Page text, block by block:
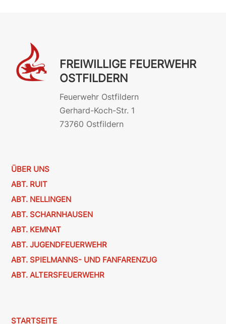
FREIWILLIGE FEUERWEHR
OSTFILDERN
Feuerwehr Ostfildern
Gerhard-Koch-Str. 1
73760 Ostfildern
ÜBER UNS
ABT. RUIT
ABT. NELLINGEN
ABT. SCHARNHAUSEN
ABT. KEMNAT
ABT. JUGENDFEUERWEHR
ABT. SPIELMANNS- UND FANFARENZUG
ABT. ALTERSFEUERWEHR
STARTSEITE